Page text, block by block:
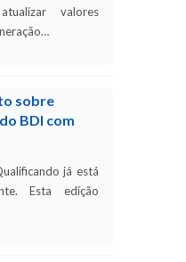
valores
sobre
BDI com
já está
Esta edição